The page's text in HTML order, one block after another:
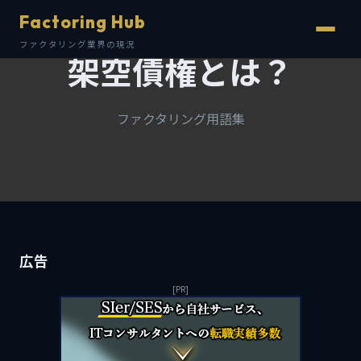
Factoring Hub
ファクタリング業界の現況
架空債権とは？
ファクタリング用語集
広告
[PR]